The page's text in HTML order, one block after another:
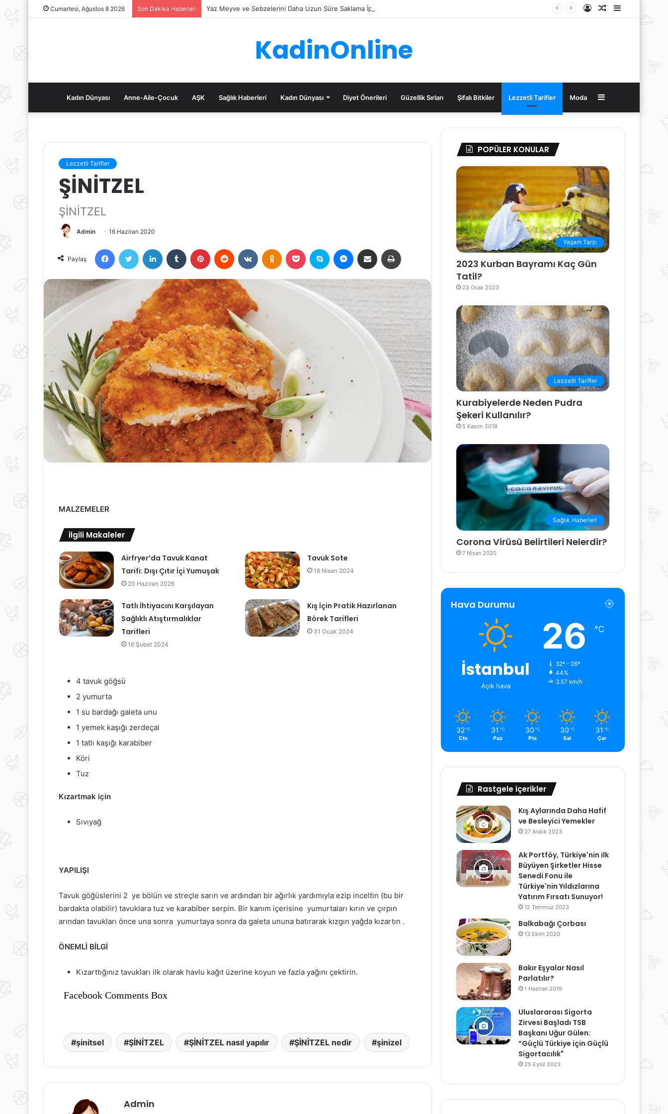
Cumartesi, Ağustos 8 2026 Son Dakika Haberleri Yaz Meyve ve Sebzelerini Daha Uzun Süre Saklama İpuçları
Kenar
Bölmesi
Rastgele
Kayıt
KadinOnline
Kadın Dünyası Anne-Aile-Çocuk AŞK Sağlık Haberleri Kadın Dünyası Diyet Önerileri Güzellik Sırları Şifalı Bitkiler Lezzetli Tarifler Moda Kenar
Bölmesi
Lezzetli Tarifler
ŞİNİTZEL
ŞİNİTZEL
Admin 16 Haziran 2020
Paylaş
FacebookTwitter LinkedIn Tumblr Pinterest Reddit VKontakteOdnoklassniki
Pocket Skype MessengerE-Posta ile paylaş
MALZEMELER
İlgili Makaleler
Airfryer’da Tavuk Kanat
Tarifi: Dışı Çıtır İçi Yumuşak
20 Haziran 2026
Tavuk Sote
18 Nisan 2024
Tatlı İhtiyacını Karşılayan
Sağlıklı Atıştırmalıklar
Tarifleri
16 Şubat 2024
Kış İçin Pratik Hazırlanan
Börek Tarifleri
31 Ocak 2024
4 tavuk göğsü
2 yumurta
1 su bardağı galeta unu
1 yemek kaşığı zerdeçal
1 tatlı kaşığı karabiber
Köri
Tuz
Kızartmak için
Sıvıyağ
YAPILIŞI
Tavuk göğüslerini 2 ye bölün ve streçle sarın ve ardından bir ağırlık yardımıyla ezip inceltin (bu bir
bardakta olabilir) tavuklara tuz ve karabiber serpin. Bir kanım içerisine yumurtaları kırın ve çırpın
arından tavukları önce una sonra yumurtaya sonra da galeta ununa batırarak kızgın yağda kızartın .
ÖNEMLİ BİLGİ
Kızarttığınız tavukları ilk olarak havlu kağıt üzerine koyun ve fazla yağını çektirin.
Facebook Comments Box
şinitsel ŞİNİTZEL ŞİNİTZEL nasıl yapılır ŞİNİTZEL nedir şinizel
Admin
Yoğurtlu Meze Tarifleri
Kaşar Peynirli Pide Tarifleri
Yoğurt Tüketmenin Faydaları
POPÜLER KONULAR
Yaşam Tarzı
2023 Kurban Bayramı Kaç Gün
Tatil?
23 Ocak 2023
Lezzetli Tarifler
Kurabiyelerde Neden Pudra
Şekeri Kullanılır?
5 Kasım 2019
Sağlık Haberleri
Corona Virüsü Belirtileri Nelerdir?
7 Nisan 2020
Hava Durumu
İstanbul
Açık hava
26 ℃
32º - 26º
44%
3.57 km/h
32 ℃
Cts
31 ℃
Paz
30 ℃
Pts
30 ℃
Sal
31 ℃
Çar
Rastgele içerikler
Kış Aylarında Daha Hafif
ve Besleyici Yemekler
27 Aralık 2023
Ak Portföy, Türkiye'nin ilk
Büyüyen Şirketler Hisse
Senedi Fonu ile
Türkiye'nin Yıldızlarına
Yatırım Fırsatı Sunuyor!
12 Temmuz 2023
Balkabağı Çorbası
13 Ekim 2020
Bakır Eşyalar Nasıl
Parlatılır?
1 Haziran 2019
Uluslararası Sigorta
Zirvesi Başladı TSB
Başkanı Uğur Gülen:
“Güçlü Türkiye için Güçlü
Sigortacılık"
25 Eylül 2023